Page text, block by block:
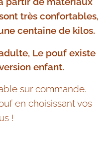
très confortables,
centaine de kilos.
Le pouf existe
enfant.
sur commande.
en choisissant vos
!